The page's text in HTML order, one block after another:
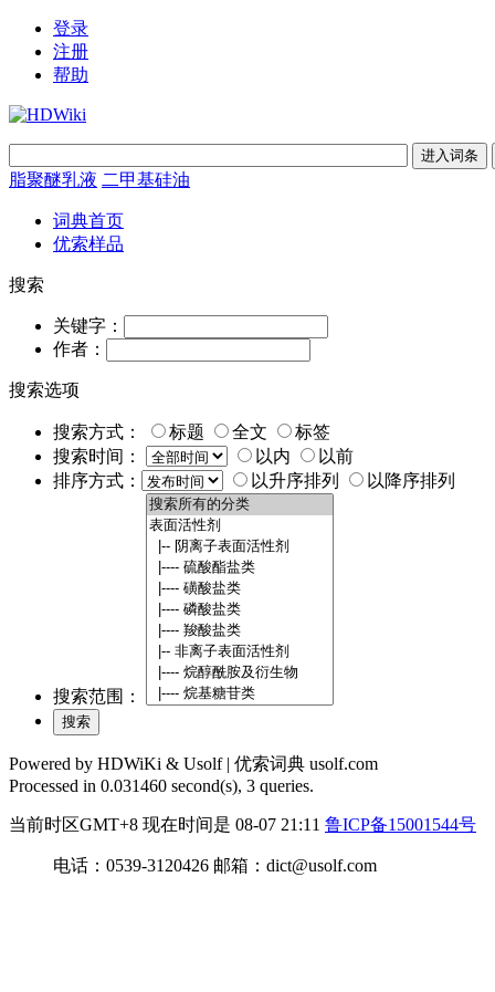
登录
注册
帮助
脂聚醚乳液 二甲基硅油
词典首页
优索样品
搜索
关键字：
作者：
搜索选项
搜索方式： 标题 全文
标签
搜索时间：
以内
以前
排序方式：
以升序排列 以降序排列
搜索范围：
Powered by HDWiKi & Usolf | 优索词典 usolf.com
Processed in 0.031460 second(s), 3 queries.
当前时区GMT+8 现在时间是 08-07 21:11 鲁ICP备15001544号
电话：0539-3120426 邮箱：dict@usolf.com